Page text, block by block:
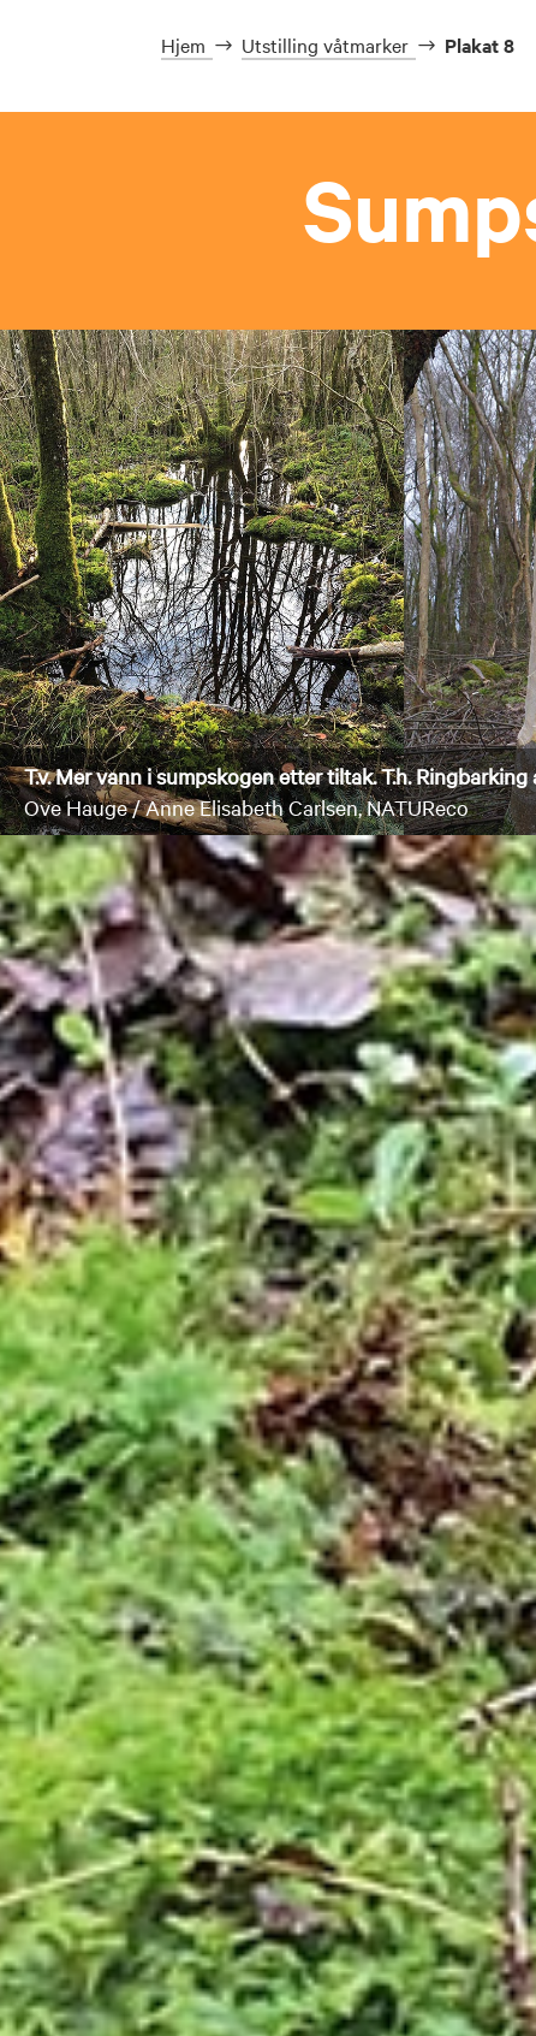
Hjem Utstilling våtmarker Plakat 8
T.v. Mer vann i sumpskogen etter tiltak. T.h.
Ove Hauge / Anne Elisabeth Carlsen, NATUReco